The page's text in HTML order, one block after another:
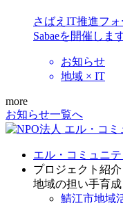
さばえIT推進フ
Sabaeを開催しま
お知らせ
地域 × IT
more
お知らせ一覧へ
エル・コミュニ
プロジェクト紹介
地域の担い手育成
鯖江市地域